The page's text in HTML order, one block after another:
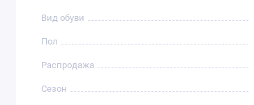
Вид обуви
Пол
Распродажа
Сезон